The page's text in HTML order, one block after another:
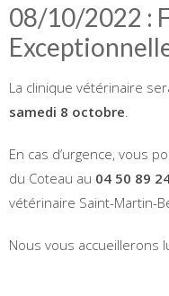
08/10/2022 :
La clinique vétérinaire
samedi 8 octobre
En cas d’urgence, vous
du Coteau au 04 50 89
vétérinaire Saint-Martin-
Nous vous accueillerons